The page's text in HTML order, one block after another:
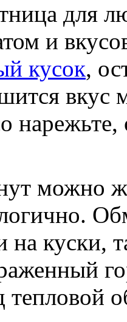
для
и
кусок,
вкус
нарежьте,
можно
на куски,
тепловой